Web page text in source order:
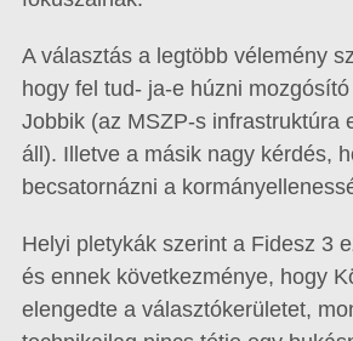
A választás a legtöbb vélemény
hogy fel tud- ja-e húzni
Jobbik (az MSZP-s infrastruktúra
áll). Illetve a másik nagy kérdés,
becsatornázni a
Helyi pletykák szerint a Fidesz 3
és ennek következménye, hogy
elengedte a választókerületet,